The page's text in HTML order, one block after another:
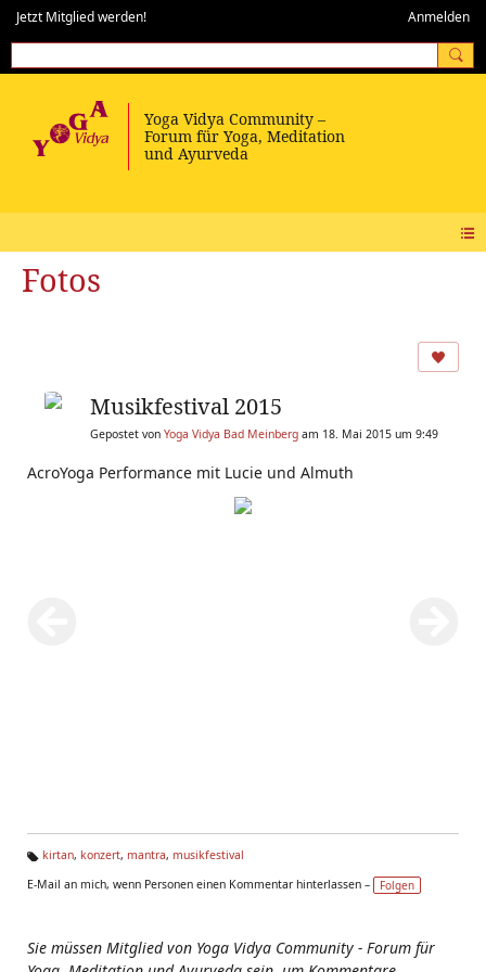
Jetzt Mitglied werden! Anmelden
Fotos
Musikfestival 2015
Gepostet von Yoga Vidya Bad Meinberg am 18. Mai 2015 um 9:49
AcroYoga Performance mit Lucie und Almuth
g
kirtan, konzert, mantra, musikfestival
E-Mail an mich, wenn Personen einen Kommentar hinterlassen –
Folgen
Sie müssen Mitglied von Yoga Vidya Community - Forum für